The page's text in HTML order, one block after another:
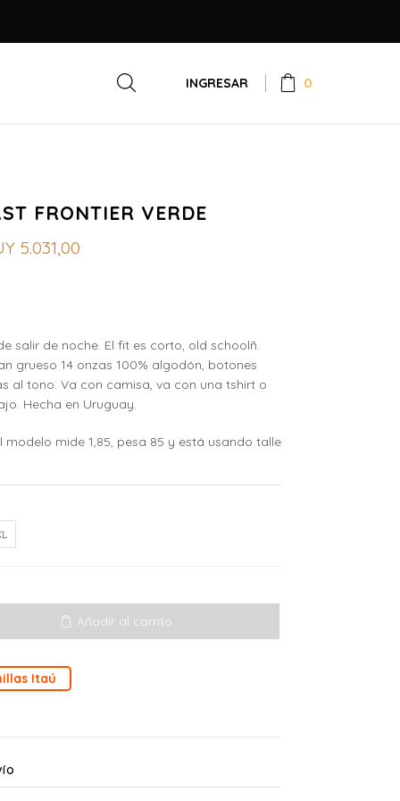
INGRESAR 0
FRONTIER VERDE
5.031,00
salir de noche. El fit es corto, old schoolñ.
grueso 14 onzas 100% algodón, botones
al tono. Va con camisa, va con una tshirt o
Hecha en Uruguay.
modelo mide 1,85, pesa 85 y está usando talle
Añadir al carrito
Itaú